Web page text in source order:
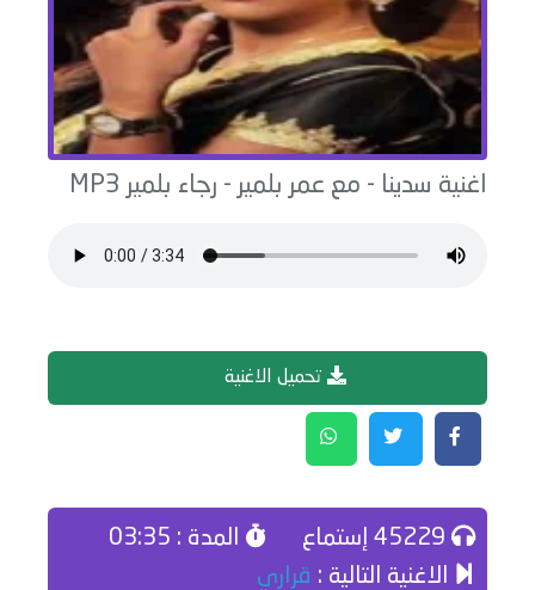
اغنية سدينا - مع عمر بلمير - رجاء بلمير
تحميل الاغنية
المدة : 03:35
الاغنية التالية : قراري